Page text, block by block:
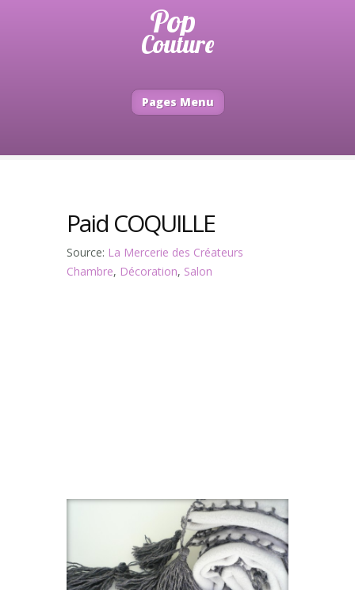
Pages Menu
Paid COQUILLE
Source: La Mercerie des Créateurs
Chambre, Décoration, Salon